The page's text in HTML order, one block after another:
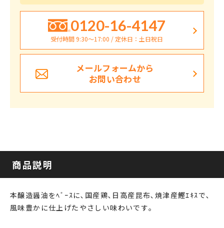
0120-16-4147
受付時間 9:30〜17:00 / 定休日：土日祝日
メールフォームから
お問い合わせ
商品説明
本醸造醤油をﾍﾞｰｽに､国産鶏､日高産昆布､焼津産鰹ｴｷｽで､
風味豊かに仕上げたやさしい味わいです｡